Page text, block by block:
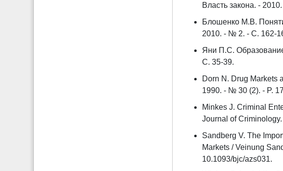
Власть закона. -
Блошенко М.В.
2010. - № 2. - С. 162-
Яни П.С.
С. 35-39.
Dorn N. Drug Markets
1990. - № 30 (2). - P.
Minkes J. Criminal
Journal of
Sandberg V. The
Markets / Veinung
10.1093/bjc/azs031.